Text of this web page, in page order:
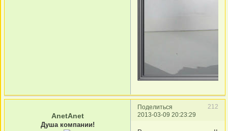
Поделиться
212
2013-03-09 20:23:29
AnetAnet
Душа компании!